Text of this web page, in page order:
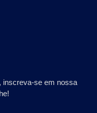
inscreva-se em nossa